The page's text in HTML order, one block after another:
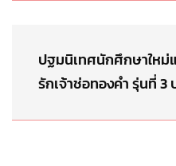
ปฐมนิเทศนักศึกษาให
รักเจ้าช่อทองคำ รุ่นที่ 3